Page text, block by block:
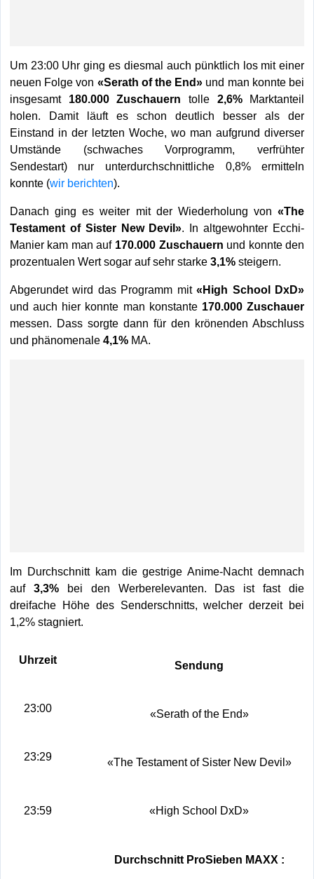
Um 23:00 Uhr ging es diesmal auch pünktlich los mit einer
neuen Folge von «Serath of the End» und man konnte bei
insgesamt 180.000 Zuschauern tolle2,6%
Marktanteil
holen. Damit läuft es schon deutlich besser als der
Einstand in der letzten Woche, wo man aufgrund diverser
Umstände (schwaches Vorprogramm, verfrühter
Sendestart) nur unterdurchschnittliche 0,8% ermitteln
konnte (wir berichten).
Danach ging es weiter mit der Wiederholung von«The
Testament of Sister New Devil». In altgewohnter Ecchi-
Manier kam man auf 170.000 Zuschauern und konnte den
prozentualen Wert sogar auf sehr starke 3,1%steigern.
Abgerundet wird das Programm mit«High School DxD»
und auch hier konnte man konstante 170.000 Zuschauer
messen. Dass sorgte dann für den krönenden Abschluss
und phänomenale 4,1%MA.
Im Durchschnitt kam die gestrige Anime-Nacht demnach
auf 3,3%
bei den Werberelevanten. Das ist fast die
dreifache Höhe des Senderschnitts, welcher derzeit bei
1,2% stagniert.
Uhrzeit Sendung
23:00 «Serath of the End»
23:29 «The Testament of Sister New Devil»
23:59 «High School DxD»
Durchschnitt ProSieben MAXX :